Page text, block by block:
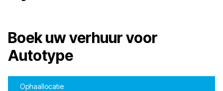
Boek uw verhuur voor
Autotype
Ophaallocatie